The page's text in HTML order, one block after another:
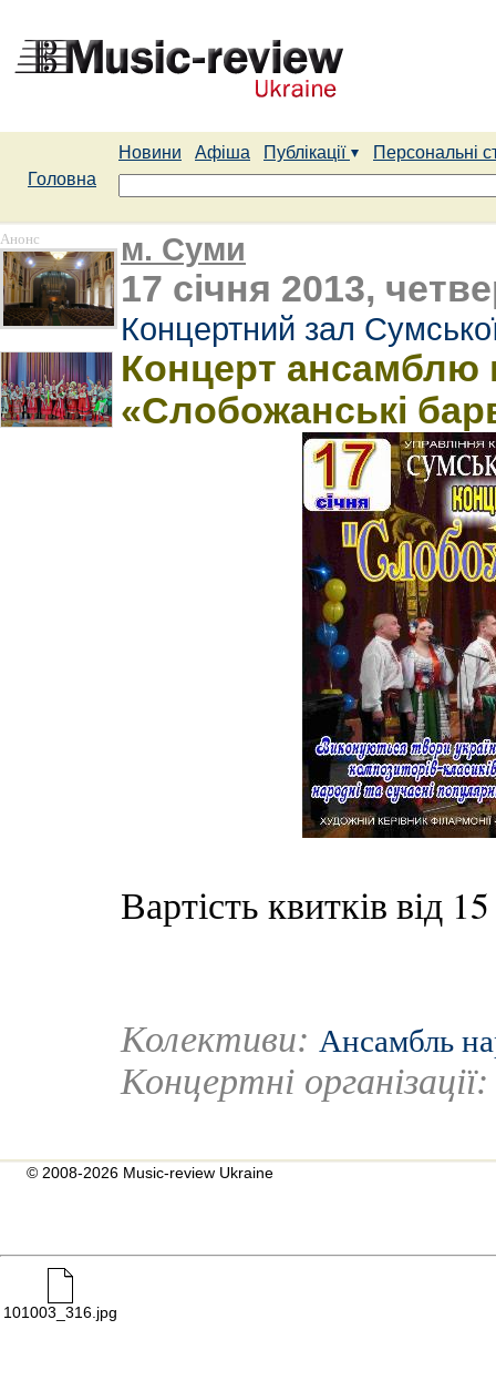
Новини Афіша Публікації
Персональні
Головна
Анонс м. Суми
17 січня 2013,
Концертний зал
Концерт ансамблю
«Слобожанські
Вартість квитків від
Колективи: Ансамбль
Концертні
© 2008-2026 Music-review Ukraine
101003_316.jpg